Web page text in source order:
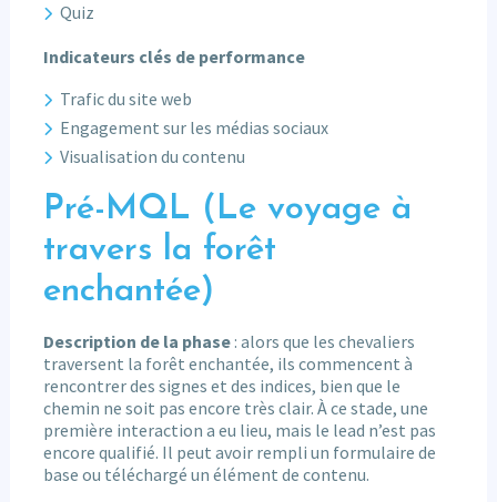
Quiz
Indicateurs clés de performance
Trafic du site web
Engagement sur les médias sociaux
Visualisation du contenu
Pré-MQL (Le voyage à
travers la forêt
enchantée)
Description de la phase: alors que les chevaliers
traversent la forêt enchantée, ils commencent à
rencontrer des signes et des indices, bien que le
chemin ne soit pas encore très clair. À ce stade, une
première interaction a eu lieu, mais le lead n’est pas
encore qualifié. Il peut avoir rempli un formulaire de
base ou téléchargé un élément de contenu.